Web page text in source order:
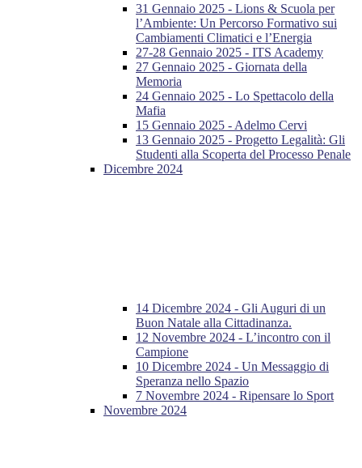
31 Gennaio 2025 - Lions & Scuola per
l’Ambiente: Un Percorso Formativo sui
Cambiamenti Climatici e l’Energia
27-28 Gennaio 2025 - ITS Academy
27 Gennaio 2025 - Giornata della
Memoria
24 Gennaio 2025 - Lo Spettacolo della
Mafia
15 Gennaio 2025 - Adelmo Cervi
13 Gennaio 2025 - Progetto Legalità: Gli
Studenti alla Scoperta del Processo Penale
Dicembre 2024
14 Dicembre 2024 - Gli Auguri di un
Buon Natale alla Cittadinanza.
12 Novembre 2024 - L’incontro con il
Campione
10 Dicembre 2024 - Un Messaggio di
Speranza nello Spazio
7 Novembre 2024 - Ripensare lo Sport
Novembre 2024